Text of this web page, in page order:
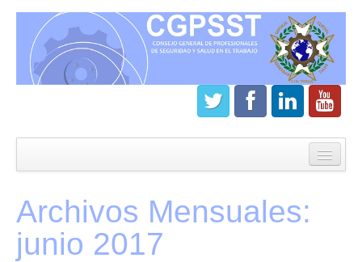
¿Que es el Consejo?
Estatutos
Archivos Mensuales:
junio 2017